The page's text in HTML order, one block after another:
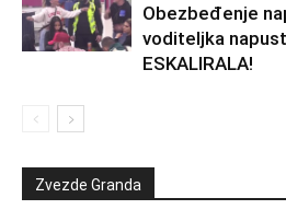
Obezbeđenje
voditeljka
ESKALIRALA!
Zvezde Granda